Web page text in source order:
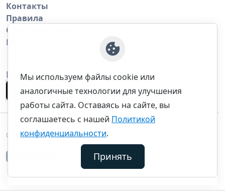
Контакты
Правила
Обратная связь
Правила копирования материалов
Приложение
©thecommunity.ru 2026. Все права защищены.
Мы используем файлы cookie или
аналогичные технологии для улучшения
работы сайта. Оставаясь на сайте, вы
соглашаетесь с нашей Политикой
конфиденциальности.
Принять